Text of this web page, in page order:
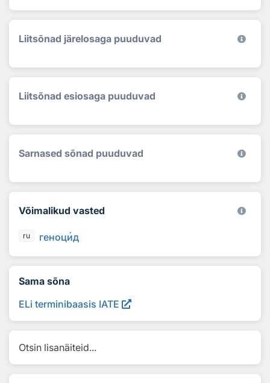
Liitsõnad järelosaga puuduvad
Liitsõnad esiosaga puuduvad
Sarnased sõnad puuduvad
Võimalikud vasted
ru геноцид
Sama sõna
ELi terminibaasis IATE
Otsin lisanäiteid...